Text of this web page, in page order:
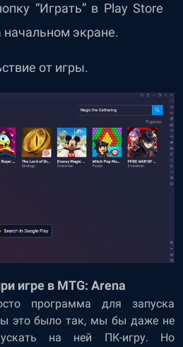
“Играть” в Play Store
начальном экране.
от игры.
игре в MTG: Arena
программа для запуска
это было так, мы бы даже не
на ней ПК-игру. Но